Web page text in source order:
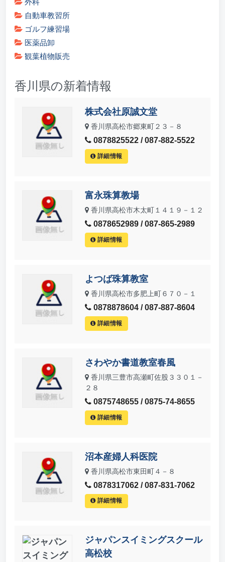
外科
自動車教習所
ゴルフ練習場
医薬品卸
観葉植物販売
香川県の新着情報
株式会社原誠文堂
香川県高松市郷東町２３－８
0878825522 / 087-882-5522
詳細情報
富永珠算教場
香川県高松市木太町１４１９－１２
0878652989 / 087-865-2989
詳細情報
よつば珠算教室
香川県高松市多肥上町６７０－１
0878878604 / 087-887-8604
詳細情報
さわやか書道教室春風
香川県三豊市高瀬町佐股３３０１－
２８
0875748655 / 0875-74-8655
詳細情報
沼本産婦人科医院
香川県高松市東田町４－８
0878317062 / 087-831-7062
詳細情報
ジャパンスイミングスクール
高松校